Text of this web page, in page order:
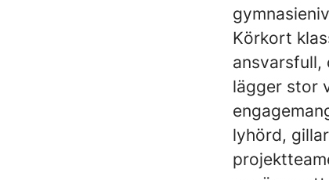
Körkort
ansvarsfull,
lägger stor
lyhörd,